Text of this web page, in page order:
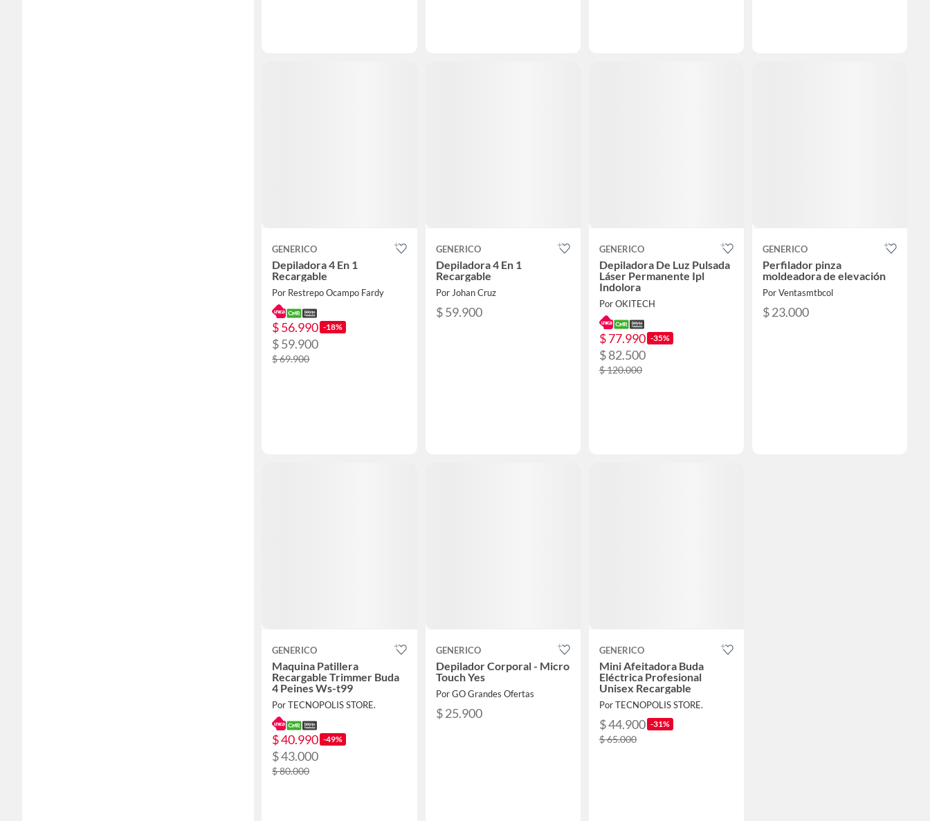
GENERICO
Depiladora 4 En 1
Recargable
Por Restrepo Ocampo Fardy
$ 56.990 -18%
$ 59.900
$ 69.900
GENERICO
Depiladora 4 En 1
Recargable
Por Johan Cruz
$ 59.900
GENERICO
Depiladora De Luz Pulsada
Láser Permanente Ipl
Indolora
Por OKITECH
$ 77.990 -35%
$ 82.500
$ 120.000
GENERICO
Perfilador pinza
moldeadora de elevación
Por Ventasmtbcol
$ 23.000
GENERICO
Maquina Patillera
Recargable Trimmer Buda
4 Peines Ws-t99
Por TECNOPOLIS STORE.
$ 40.990 -49%
$ 43.000
$ 80.000
GENERICO
Depilador Corporal - Micro
Touch Yes
Por GO Grandes Ofertas
$ 25.900
GENERICO
Mini Afeitadora Buda
Eléctrica Profesional
Unisex Recargable
Por TECNOPOLIS STORE.
$ 44.900 -31%
$ 65.000